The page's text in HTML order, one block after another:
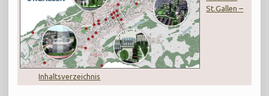
St.Gallen –
Inhaltsverzeichnis